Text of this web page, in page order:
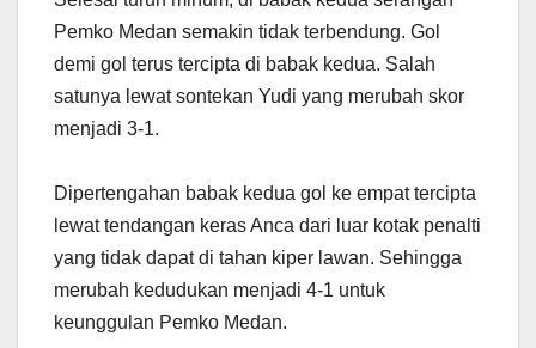
Pemko Medan semakin tidak terbendung. Gol
demi gol terus tercipta di babak kedua. Salah
satunya lewat sontekan Yudi yang merubah skor
menjadi 3-1.
Dipertengahan babak kedua gol ke empat tercipta
lewat tendangan keras Anca dari luar kotak penalti
yang tidak dapat di tahan kiper lawan. Sehingga
merubah kedudukan menjadi 4-1 untuk
keunggulan Pemko Medan.